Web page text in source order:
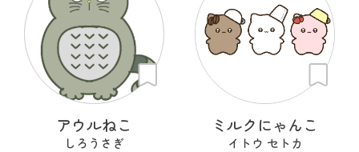
アウルねこ
しろうさぎ
ミルクにゃんこ
イトウ セトカ